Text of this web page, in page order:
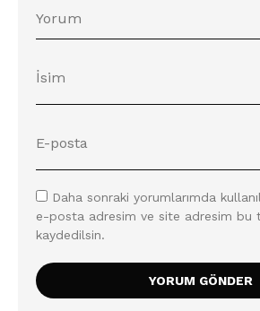
Daha sonraki yorumlarımda
e-posta adresim ve site adresim bu
kaydedilsin.